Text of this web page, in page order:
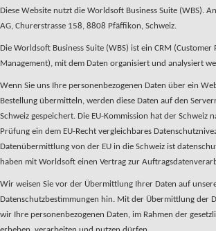
Diese Website nutzt die Worldsoft Business Suite (WBS).
AG, Churerstrasse 158, 8808 Pfäffikon, Schweiz.
Die Worldsoft Business Suite (WBS) ist ein CRM (Customer
Management), mit dem Daten organisiert und analysiert
Wenn Sie uns Ihre personenbezogenen Daten über ein
Bestellung übermitteln, werden diese Daten auf den
Schweiz gespeichert. Die EU-Kommission hat der Schweiz
Prüfung ein dem EU-Recht vergleichbares
Datenübermittlung von der EU in die Schweiz ist
haben mit Worldsoft einen Vertrag zur
Wir weisen Sie vor der Übermittlung Ihrer Daten auf
Datenschutzbestimmungen hin. Mit der Übermittlung der
wir Ihre personenbezogenen Daten, im Rahmen der